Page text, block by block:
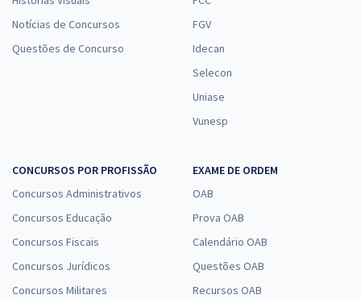
Notícias de Concursos
Questões de Concurso
FGV
Idecan
Selecon
Uniase
Vunesp
CONCURSOS POR PROFISSÃO
Concursos Administrativos
Concursos Educação
Concursos Fiscais
Concursos Jurídicos
Concursos Militares
EXAME DE ORDEM
OAB
Prova OAB
Calendário OAB
Questões OAB
Recursos OAB